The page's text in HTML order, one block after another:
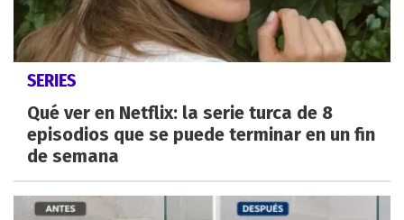
SERIES
Qué ver en Netflix: la serie turca de 8
episodios que se puede terminar en un fin
de semana